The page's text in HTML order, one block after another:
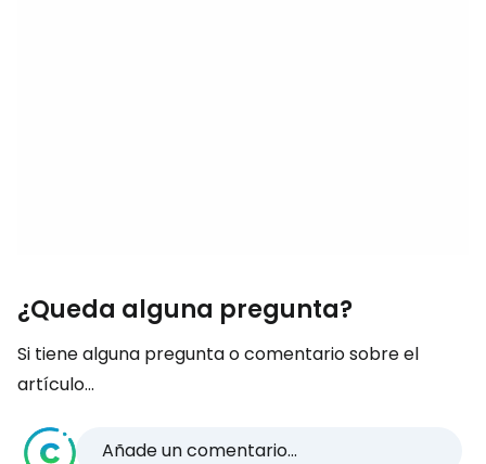
¿Queda alguna pregunta?
Si tiene alguna pregunta o comentario sobre el
artículo...
Añade un comentario...